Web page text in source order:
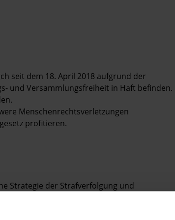
seit dem 18. April 2018 aufgrund der
und Versammlungsfreiheit in Haft befinden.
Menschenrechtsverletzungen
profitieren.
Strategie der Strafverfolgung und
landesweiten Protesten teilgenommen
eingeleitet worden und mehr als